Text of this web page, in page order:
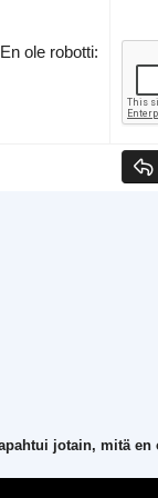
En ole robotti